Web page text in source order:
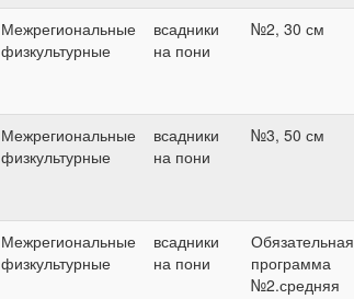
Межрегиональные
физкультурные
всадники
на пони
№2, 30 см
Межрегиональные
физкультурные
всадники
на пони
№3, 50 см
Межрегиональные
физкультурные
всадники
на пони
Обязательная
программа
№2.средняя